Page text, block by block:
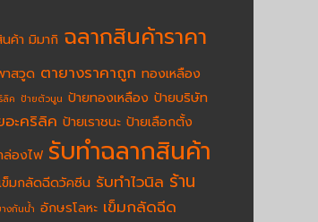
ค้า มิมากิ ฉลากสินค้าราคา
สวูด ตายางราคาถูก ทองเหลือง
ลิค ป้ายตัวนูน ป้ายทองเหลือง ป้ายบริษัท
อะคริลิค ป้ายเราชนะ ป้ายเลือกตั้ง
ล่องไฟ รับทำฉลากสินค้า
ข็มกลัดฉีดวัคซีน รับทำไวนิล ร้าน
งกันน้ำ อักษรโลหะ เข็มกลัดฉีด